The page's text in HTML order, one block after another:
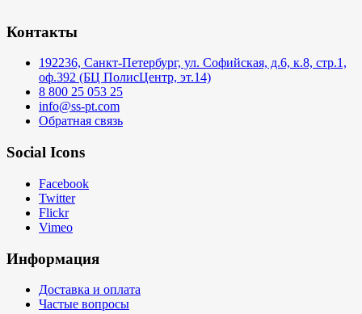
Контакты
192236, Санкт-Петербург, ул. Софийская, д.6, к.8, стр.1,
оф.392 (БЦ ПолисЦентр, эт.14)
8 800 25 053 25
info@ss-pt.com
Обратная связь
Social Icons
Facebook
Twitter
Flickr
Vimeo
Информация
Доставка и оплата
Частые вопросы